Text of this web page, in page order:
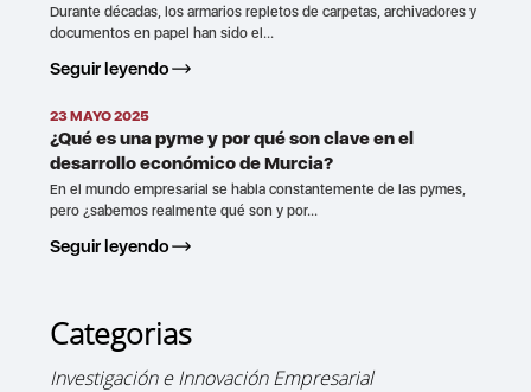
Durante décadas, los armarios repletos de carpetas, archivadores y
documentos en papel han sido el...
Seguir leyendo
23 MAYO 2025
¿Qué es una pyme y por qué son clave en el
desarrollo económico de Murcia?
En el mundo empresarial se habla constantemente de las pymes,
pero ¿sabemos realmente qué son y por...
Seguir leyendo
Categorias
Investigación e Innovación Empresarial